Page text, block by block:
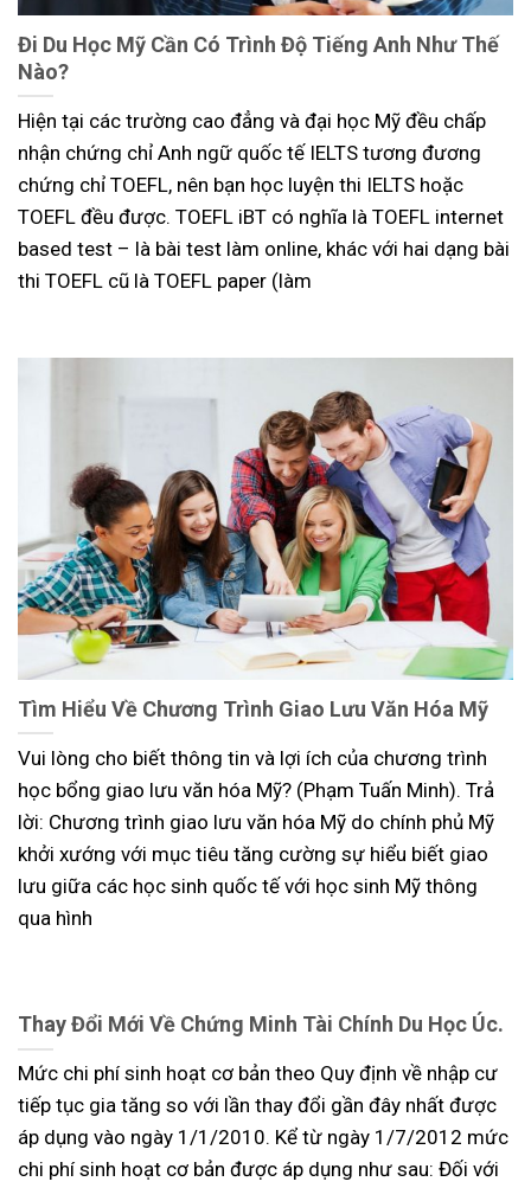
Đi Du Học Mỹ Cần Có Trình Độ Tiếng Anh Như Thế
Nào?
Hiện tại các trường cao đẳng và đại học Mỹ đều chấp
nhận chứng chỉ Anh ngữ quốc tế IELTS tương đương
chứng chỉ TOEFL, nên bạn học luyện thi IELTS hoặc
TOEFL đều được. TOEFL iBT có nghĩa là TOEFL internet
based test – là bài test làm online, khác với hai dạng bài
thi TOEFL cũ là TOEFL paper (làm
Tìm Hiểu Về Chương Trình Giao Lưu Văn Hóa Mỹ
Vui lòng cho biết thông tin và lợi ích của chương trình
học bổng giao lưu văn hóa Mỹ? (Phạm Tuấn Minh). Trả
lời: Chương trình giao lưu văn hóa Mỹ do chính phủ Mỹ
khởi xướng với mục tiêu tăng cường sự hiểu biết giao
lưu giữa các học sinh quốc tế với học sinh Mỹ thông
qua hình
Thay Đổi Mới Về Chứng Minh Tài Chính Du Học Úc.
Mức chi phí sinh hoạt cơ bản theo Quy định về nhập cư
tiếp tục gia tăng so với lần thay đổi gần đây nhất được
áp dụng vào ngày 1/1/2010. Kể từ ngày 1/7/2012 mức
chi phí sinh hoạt cơ bản được áp dụng như sau: Đối với